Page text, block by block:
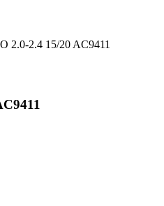
2.4 15/20 AC9411